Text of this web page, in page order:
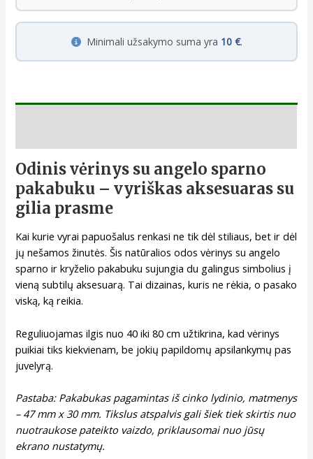
Minimali užsakymo suma yra 10 €.
Odinis vėrinys su angelo sparno
pakabuku – vyriškas aksesuaras su
gilia prasme
Kai kurie vyrai papuošalus renkasi ne tik dėl stiliaus, bet ir dėl
jų nešamos žinutės. Šis natūralios odos vėrinys su angelo
sparno ir kryželio pakabuku sujungia du galingus simbolius į
vieną subtilų aksesuarą. Tai dizainas, kuris ne rėkia, o pasako
viską, ką reikia.
Reguliuojamas ilgis nuo 40 iki 80 cm užtikrina, kad vėrinys
puikiai tiks kiekvienam, be jokių papildomų apsilankymų pas
juvelyrą.
Pastaba: Pakabukas pagamintas iš cinko lydinio, matmenys
– 47 mm x 30 mm. Tikslus atspalvis gali šiek tiek skirtis nuo
nuotraukose pateikto vaizdo, priklausomai nuo jūsų
ekrano nustatymų.